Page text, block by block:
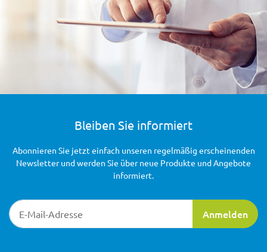
Bleiben Sie informiert
Newsletter-Registrierung
Anmelden
Abonnieren Sie jetzt einfach unseren regelmäßig erscheinenden
Newsletter und werden Sie über neue Produkte und Angebote
informiert.